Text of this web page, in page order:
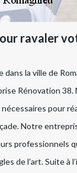
ravaler
dans la ville de
Rénovation 38.
pour
Notre
professionnels
de l’art. Suite à